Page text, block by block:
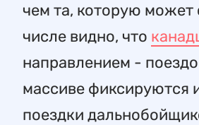
чем та, которую может
числе видно, что
направлением -
массиве фиксируются
поездки